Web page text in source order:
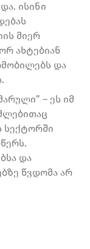
ისინი
მიერ
ახტებიან
და
– ეს იმ
სექტორში
და
წვდომა არ